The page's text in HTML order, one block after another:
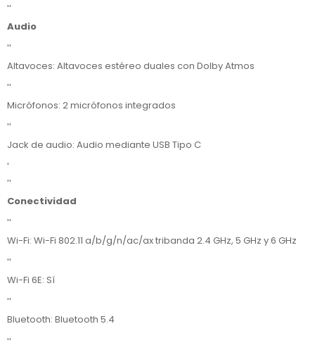
''
Audio
''
Altavoces: Altavoces estéreo duales con Dolby Atmos
''
Micrófonos: 2 micrófonos integrados
''
Jack de audio: Audio mediante USB Tipo C
'
''
Conectividad
''
Wi-Fi: Wi-Fi 802.11 a/b/g/n/ac/ax tribanda 2.4 GHz, 5 GHz y 6 GHz
''
Wi-Fi 6E: Sí
''
Bluetooth: Bluetooth 5.4
''